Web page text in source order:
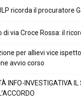
ricorda il procuratore
di via Croce Rossa: il
per allievi vice
avvio corso
INFO-INVESTIGATIVA IL